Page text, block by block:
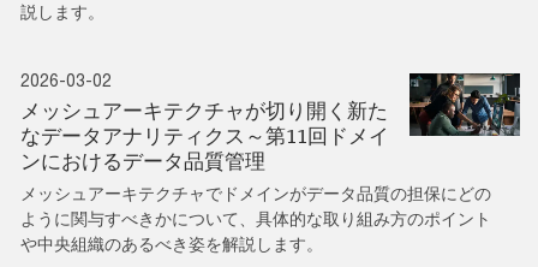
説します。
2026-03-02
メッシュアーキテクチャが切り開く新た
なデータアナリティクス～第11回ドメイ
ンにおけるデータ品質管理
メッシュアーキテクチャでドメインがデータ品質の担保にどの
ように関与すべきかについて、具体的な取り組み方のポイント
や中央組織のあるべき姿を解説します。